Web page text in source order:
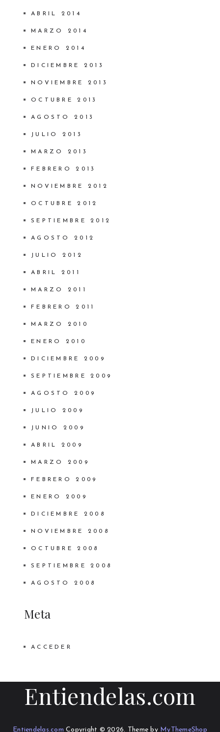
ABRIL 2014
MARZO 2014
ENERO 2014
DICIEMBRE 2013
NOVIEMBRE 2013
OCTUBRE 2013
AGOSTO 2013
JULIO 2013
MARZO 2013
FEBRERO 2013
NOVIEMBRE 2012
OCTUBRE 2012
SEPTIEMBRE 2012
AGOSTO 2012
JULIO 2012
ABRIL 2011
MARZO 2011
FEBRERO 2011
MARZO 2010
ENERO 2010
DICIEMBRE 2009
SEPTIEMBRE 2009
AGOSTO 2009
JULIO 2009
JUNIO 2009
ABRIL 2009
MARZO 2009
FEBRERO 2009
ENERO 2009
DICIEMBRE 2008
NOVIEMBRE 2008
OCTUBRE 2008
SEPTIEMBRE 2008
AGOSTO 2008
Meta
ACCEDER
Entiendelas.com
Entiendelas.com Copyright © 2026. Theme by MyThemeShop